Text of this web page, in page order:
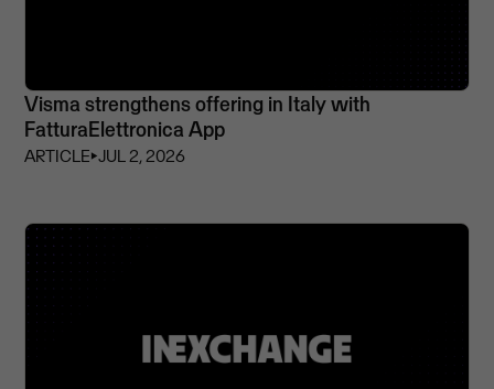
Visma strengthens offering in Italy with
FatturaElettronica App
ARTICLE⏵JUL 2, 2026